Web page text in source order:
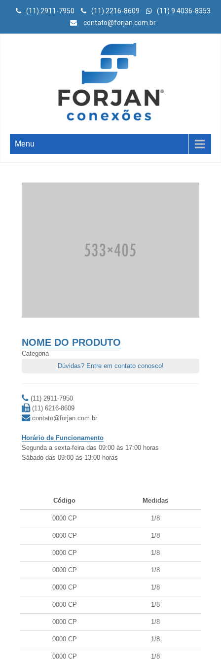
(11) 2911-7950 (11) 2216-8609
(11) 9 4036-8353
contato@forjan.com.br
Menu
NOME DO PRODUTO
Categoria
Dúvidas? Entre em contato conosco!
(11) 2911-7950
(11) 6216-8609
contato@forjan.com.br
Horário de Funcionamento
Segunda a sexta-feira das 09:00 às 17:00 horas
Sábado das 09:00 às 13:00 horas
Código Medidas
0000 CP 1/8
0000 CP 1/8
0000 CP 1/8
0000 CP 1/8
0000 CP 1/8
0000 CP 1/8
0000 CP 1/8
0000 CP 1/8
0000 CP 1/8